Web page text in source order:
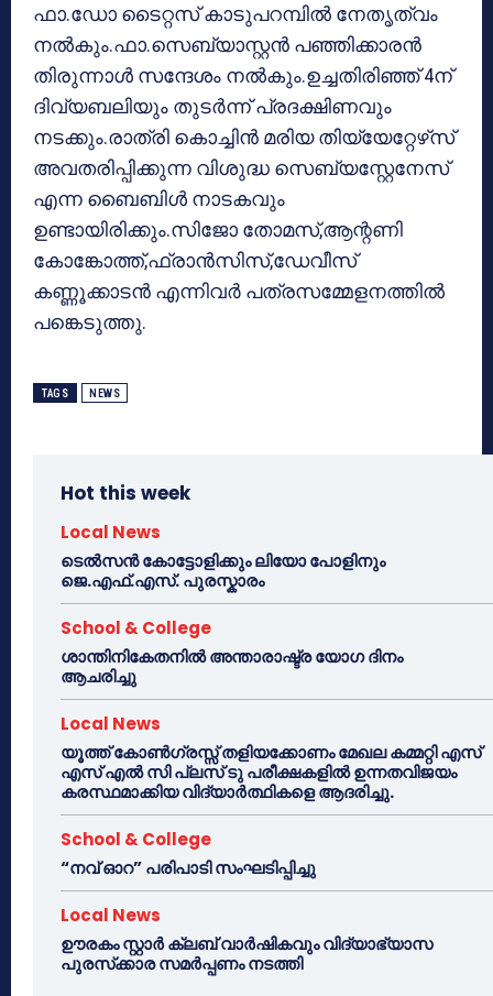
ഫാ.ഡോ ടൈറ്റസ് കാടുപറമ്പില്‍ നേതൃത്വം
നല്‍കും.ഫാ.സെബ്യാസ്റ്റന്‍ പഞ്ഞിക്കാരന്‍
തിരുന്നാള്‍ സന്ദേശം നല്‍കും.ഉച്ചതിരിഞ്ഞ് 4ന്
ദിവ്യബലിയും തുടര്‍ന്ന് പ്രദക്ഷിണവും
നടക്കും.രാത്രി കൊച്ചിന്‍ മരിയ തിയ്യേറ്റേഴ്‌സ്
അവതരിപ്പിക്കുന്ന വിശുദ്ധ സെബ്യസ്റ്റേനേസ്
എന്ന ബൈബിള്‍ നാടകവും
ഉണ്ടായിരിക്കും.സിജോ തോമസ്,ആന്റണി
കോങ്കോത്ത്,ഫ്രാന്‍സിസ്,ഡേവീസ്
കണ്ണൂക്കാടന്‍ എന്നിവര്‍ പത്രസമ്മേളനത്തില്‍
പങ്കെടുത്തു.
TAGS NEWS
Hot this week
Local News
ടെൽസൻ കോട്ടോളിക്കും ലിയോ പോളിനും
ജെ.എഫ്.എസ്. പുരസ്കാരം
School & College
ശാന്തിനികേതനിൽ അന്താരാഷ്ട്ര യോഗ ദിനം
ആചരിച്ചു
Local News
യൂത്ത് കോൺഗ്രസ്സ് തളിയക്കോണം മേഖല കമ്മറ്റി എസ്
എസ് എൽ സി പ്ലസ് ടു പരീക്ഷകളിൽ ഉന്നതവിജയം
കരസ്ഥമാക്കിയ വിദ്യാർത്ഥികളെ ആദരിച്ചു.
School & College
“നവ് ഓറ” പരിപാടി സംഘടിപ്പിച്ചു
Local News
ഊരകം സ്റ്റാർ ക്ലബ് വാർഷികവും വിദ്യാഭ്യാസ
പുരസ്‌ക്കാര സമർപ്പണം നടത്തി